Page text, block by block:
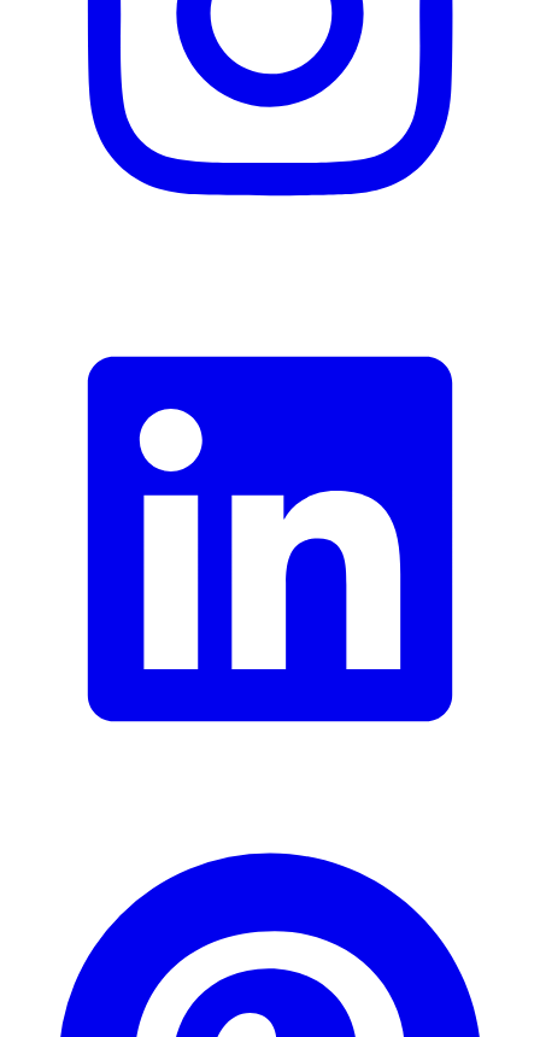
Beschreibung
E-Mail-Adresse (optional)